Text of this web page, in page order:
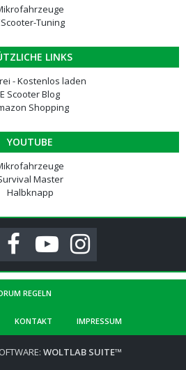
Tuning
LINKS
- Kostenlos laden
E Scooter Blog
Shopping
YOUTUBE
Master
Halbknapp
REGELN
KONTAKT IMPRESSUM
WOLTLAB SUITE™